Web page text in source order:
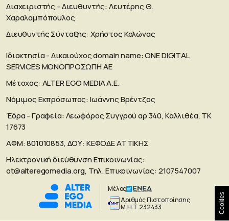
Διαχειριστής - Διευθυντής: Λευτέρης Θ.
Χαραλαμπόπουλος
Διευθυντής Σύνταξης: Χρήστος Κολώνας
Ιδιοκτησία - Δικαιούχος domain name: ΟΝΕ DIGITAL
SERVICES MONOΠΡΟΣΩΠΗ ΑΕ
Μέτοχος: ALTER EGO MEDIA A.E.
Νόμιμος Εκπρόσωπος: Ιωάννης Βρέντζος
Έδρα - Γραφεία: Λεωφόρος Συγγρού αρ 340, Καλλιθέα, ΤΚ
17673
ΑΦΜ: 801010853, ΔΟΥ: ΚΕΦΟΔΕ ΑΤΤΙΚΗΣ
Ηλεκτρονική διεύθυνση Επικοινωνίας:
ot@alteregomedia.org, Τηλ. Επικοινωνίας: 2107547007
Μέλος
Aριθμός Πιστοποίησης
Μ.Η.Τ.232433
Cookies